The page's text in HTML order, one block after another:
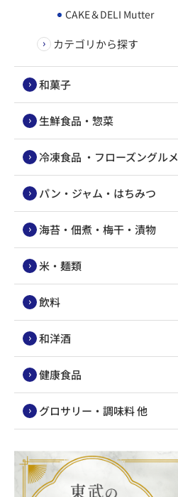
CAKE＆DELI Mutter
カテゴリから探す
和菓子
生鮮食品・惣菜
冷凍食品 ・フローズングルメ
パン・ジャム・はちみつ
海苔・佃煮・梅干・漬物
米・麺類
飲料
和洋酒
健康食品
グロサリー・調味料 他